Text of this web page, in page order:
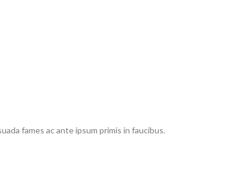
fames ac ante ipsum primis in faucibus.